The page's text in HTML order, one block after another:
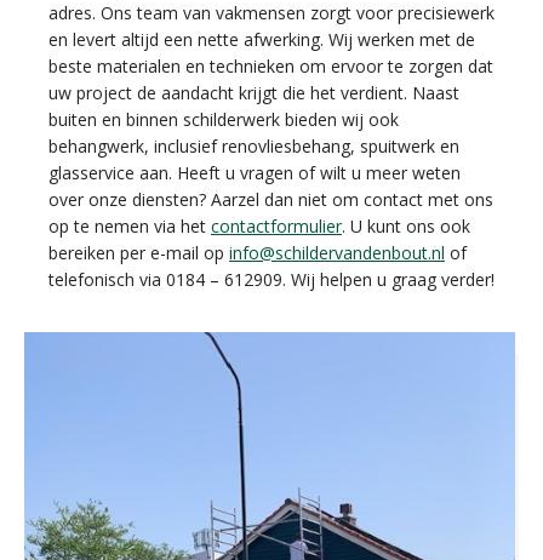
adres. Ons team van vakmensen zorgt voor precisiewerk
en levert altijd een nette afwerking. Wij werken met de
beste materialen en technieken om ervoor te zorgen dat
uw project de aandacht krijgt die het verdient. Naast
buiten en binnen schilderwerk bieden wij ook
behangwerk, inclusief renovliesbehang, spuitwerk en
glasservice aan. Heeft u vragen of wilt u meer weten
over onze diensten? Aarzel dan niet om contact met ons
op te nemen via het contactformulier. U kunt ons ook
bereiken per e-mail op info@schildervandenbout.nl of
telefonisch via 0184 – 612909. Wij helpen u graag verder!